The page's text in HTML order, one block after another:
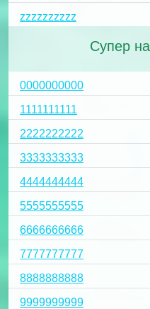
zzzzzzzzzz
Супер
0000000000
1111111111
2222222222
3333333333
4444444444
5555555555
6666666666
7777777777
8888888888
9999999999